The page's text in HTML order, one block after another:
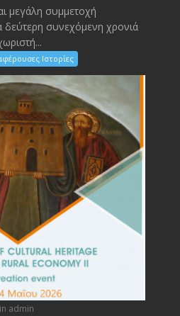
μεγάλη συμμετοχή
δεύτερη συνεχόμενη χρονιά
Ιστορίες
admin